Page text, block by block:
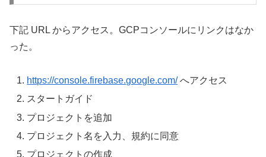
下記 URL からアクセス。GCPコンソールにリンクはなか
った。
https://console.firebase.google.com/へアクセス
スタートガイド
プロジェクトを追加
プロジェクト名を入力、規約に同意
プロジェクトの作成